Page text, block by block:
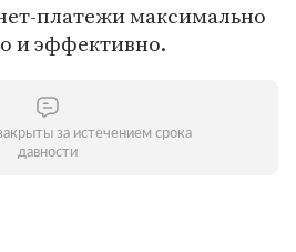
платежи максимально
и эффективно.
за истечением срока
давности